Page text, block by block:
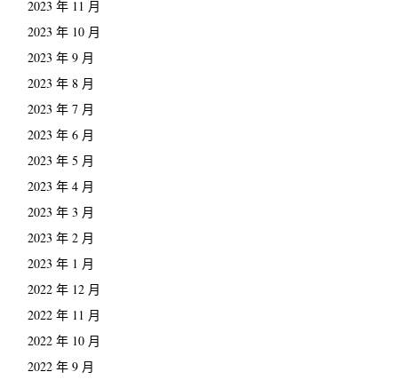
2023 年 11 月
2023 年 10 月
2023 年 9 月
2023 年 8 月
2023 年 7 月
2023 年 6 月
2023 年 5 月
2023 年 4 月
2023 年 3 月
2023 年 2 月
2023 年 1 月
2022 年 12 月
2022 年 11 月
2022 年 10 月
2022 年 9 月